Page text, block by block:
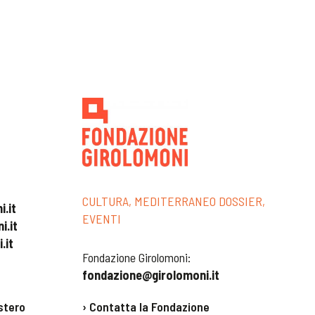
CULTURA, MEDITERRANEO DOSSIER,
EVENTI
Fondazione Girolomoni:
fondazione@girolomoni.it
› Contatta la Fondazione